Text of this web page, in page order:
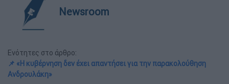
Newsroom
Ενότητες στο άρθρο:
📌 «Η κυβέρνηση δεν έχει απαντήσει για την παρακολούθηση
Ανδρουλάκη»